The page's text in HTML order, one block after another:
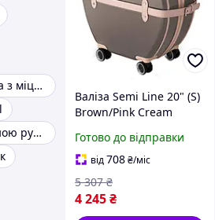
Дорожня валіза з міцною ручкою
Валіза з висувною ручкою та колесами
Валіза Semi Line 20" (S)
Brown/Pink Cream
телескопічною ручкою
та кодовим замком на
колесах для одягу
Готово до відправки
від708₴/міс
4 245₴
5 307 ₴